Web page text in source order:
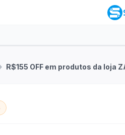
R$155 OFF em produtos da loja